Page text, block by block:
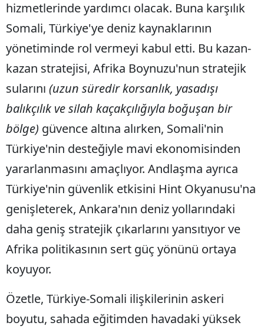
hizmetlerinde yardımcı olacak. Buna karşılık
Somali, Türkiye'ye deniz kaynaklarının
yönetiminde rol vermeyi kabul etti. Bu kazan-
kazan stratejisi, Afrika Boynuzu'nun stratejik
sularını (uzun süredir korsanlık, yasadışı
balıkçılık ve silah kaçakçılığıyla boğuşan bir
bölge) güvence altına alırken, Somali'nin
Türkiye'nin desteğiyle mavi ekonomisinden
yararlanmasını amaçlıyor. Andlaşma ayrıca
Türkiye'nin güvenlik etkisini Hint Okyanusu'na
genişleterek, Ankara'nın deniz yollarındaki
daha geniş stratejik çıkarlarını yansıtıyor ve
Afrika politikasının sert güç yönünü ortaya
koyuyor.
Özetle, Türkiye-Somali ilişkilerinin askeri
boyutu, sahada eğitimden havadaki yüksek